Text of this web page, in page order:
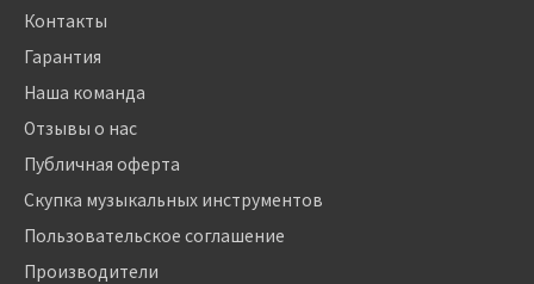
Контакты
Гарантия
Наша команда
Отзывы о нас
Публичная оферта
Скупка музыкальных инструментов
Пользовательское соглашение
Производители